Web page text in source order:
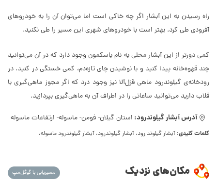
راه رسیدن به این آبشار اگر چه خاکی است اما می‌توان آن را به خودروهای
آفرودی طی کرد. بهتر است با خودروهای شهری این مسیر را طی نکنید.
کمی دورتر از این آبشار محلی به نام باسکمون وجود دارد که در آن می‌توانید
چند قهوه‌خانه پیدا کنید و با نوشیدن چای تازه‌دم، کمی خستگی در کنید. در
رودخانه‌ی گیلوندرود ماهی قزل‌آلا نیز وجود درد که اگر مجوز ماهی‌گیری با
قلاب دارید می‌توانید ساعاتی را در اطراف آن به ماهی‌گیری بپردازید.
آدرس آبشار گیلوندرود: استان گیلان- فومن- ماسوله- ارتفاعات ماسوله
کلمات کلیدی: آبشار گیلوند رود، آبشار گیلوندرود، آبشار گیلوندرود ماسوله،
مکان‌های نزدیک مسیریابی با گوگل‌مپ